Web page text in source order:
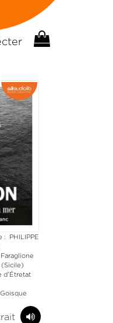
: PHILIPPE
(Sicile)
d’Étretat